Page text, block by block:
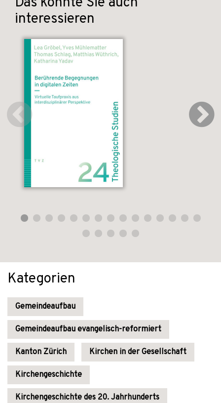
interessieren
Kategorien
Gemeindeaufbau
Gemeindeaufbau evangelisch-reformiert
Kanton Zürich Kirchen in der Gesellschaft
Kirchengeschichte
Kirchengeschichte des 20. Jahrhunderts